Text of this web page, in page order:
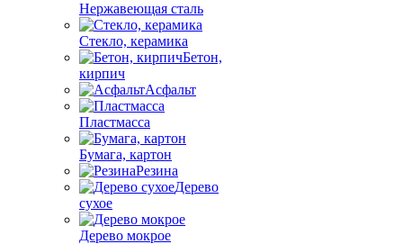
Нержавеющая сталь
Стекло, керамика
Бетон,
кирпич
Асфальт
Пластмасса
Бумага, картон
Резина
Дерево
сухое
Дерево мокрое